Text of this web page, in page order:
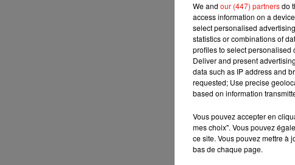
We and our (447) partnersdo
access information on a
select personalised
statistics or combinations of
profiles to select personalised
Deliver and present
data such as IP address and
requested; Use precise
based on information
Vous pouvez accepter en
mes choix". Vous pouvez
ce site. Vous pouvez mettre à
bas de chaque page.